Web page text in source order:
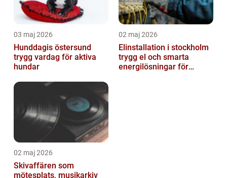
03 maj 2026
Hunddagis östersund
trygg vardag för aktiva
hundar
02 maj 2026
Elinstallation i stockholm
trygg el och smarta
energilösningar för
02 maj 2026
Skivaffären som
mötesplats, musikarkiv